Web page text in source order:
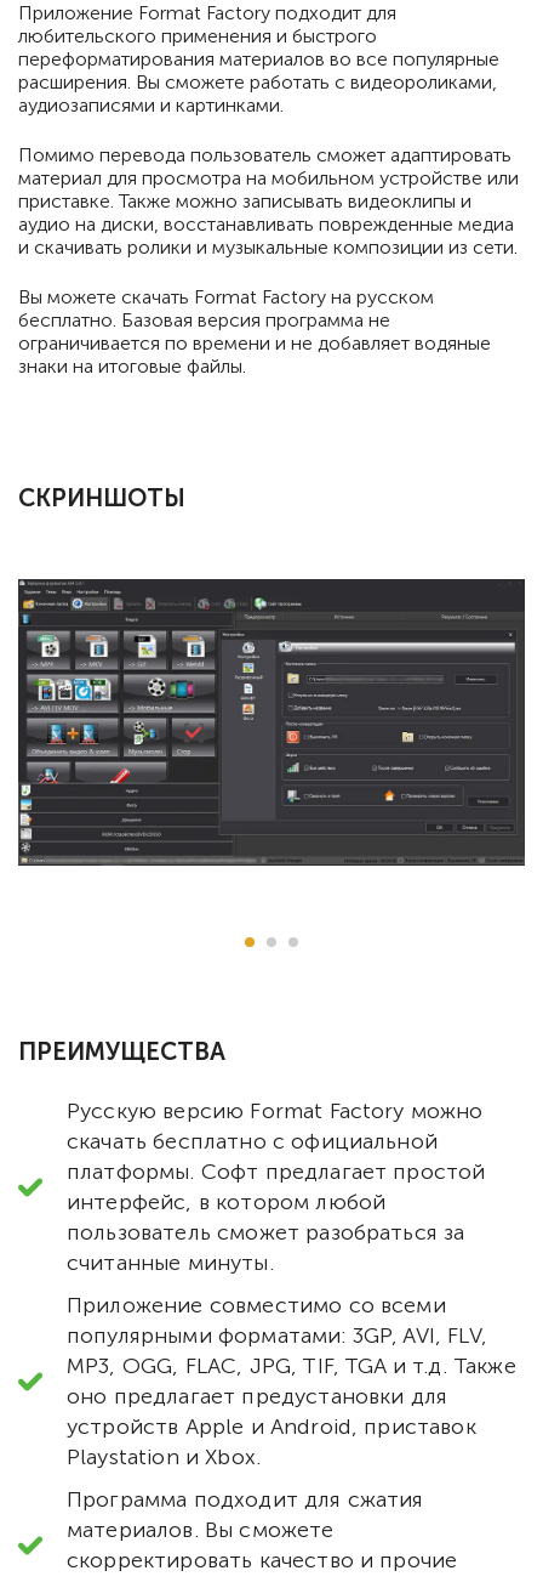
Приложение Format Factory подходит для
любительского применения и быстрого
переформатирования материалов во все популярные
расширения. Вы сможете работать с видеороликами,
аудиозаписями и картинками.
Помимо перевода пользователь сможет адаптировать
материал для просмотра на мобильном устройстве или
приставке. Также можно записывать видеоклипы и
аудио на диски, восстанавливать поврежденные медиа
и скачивать ролики и музыкальные композиции из сети.
Вы можете скачать Format Factory на русском
бесплатно. Базовая версия программа не
ограничивается по времени и не добавляет водяные
знаки на итоговые файлы.
СКРИНШОТЫ
ПРЕИМУЩЕСТВА
Русскую версию Format Factory можно
скачать бесплатно с официальной
платформы. Софт предлагает простой
интерфейс, в котором любой
пользователь сможет разобраться за
считанные минуты.
Приложение совместимо со всеми
популярными форматами: 3GP, AVI, FLV,
MP3, OGG, FLAC, JPG, TIF, TGA и т.д. Также
оно предлагает предустановки для
устройств Apple и Android, приставок
Playstation и Xbox.
Программа подходит для сжатия
материалов. Вы сможете
скорректировать качество и прочие